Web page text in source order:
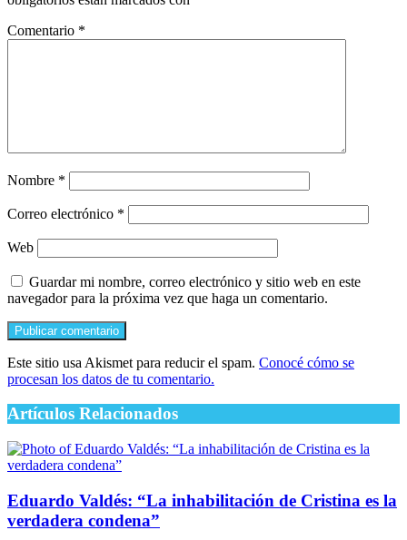
Comentario *
Nombre *
Correo electrónico *
Web
Guardar mi nombre, correo electrónico y sitio web en este
navegador para la próxima vez que haga un comentario.
Este sitio usa Akismet para reducir el spam. Conocé cómo se
procesan los datos de tu comentario.
Artículos Relacionados
Eduardo Valdés: “La inhabilitación de Cristina es la
verdadera condena”